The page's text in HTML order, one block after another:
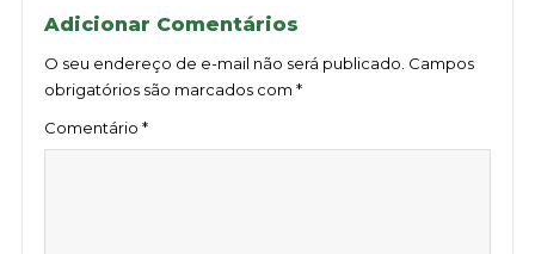
Adicionar Comentários
O seu endereço de e-mail não será publicado. Campos
obrigatórios são marcados com *
Comentário *